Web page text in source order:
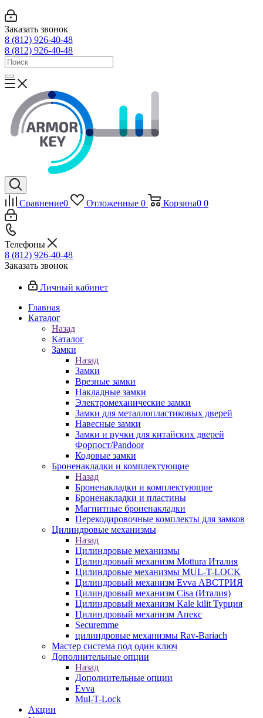
Заказать звонок
8 (812) 926-40-48
8 (812) 926-40-48
Сравнение0 Отложенные 0 Корзина0 0
Телефоны
8 (812) 926-40-48
Заказать звонок
Личный кабинет
Главная
Каталог
Назад
Каталог
Замки
Назад
Замки
Врезные замки
Накладные замки
Электромеханические замки
Замки для металлопластиковых дверей
Навесные замки
Замки и ручки для китайских дверей
Форпост/Раndoor
Кодовые замки
Броненакладки и комплектующие
Назад
Броненакладки и комплектующие
Броненакладки и пластины
Магнитные броненакладки
Перекодировочные комплекты для замков
Цилиндровые механизмы
Назад
Цилиндровые механизмы
Цилиндровый механизм Mottura Италия
Цилиндровые механизмы MUL-T-LOCK
Цилиндровый механизм Evva АВСТРИЯ
Цилиндровый механизм Cisa (Италия)
Цилиндровый механизм Kale kilit Турция
Цилиндровый механизм Апекс
Securemme
цилиндровые механизмы Rav-Bariach
Мастер система под один ключ
Дополнительные опции
Назад
Дополнительные опции
Evva
Mul-T-Lock
Акции